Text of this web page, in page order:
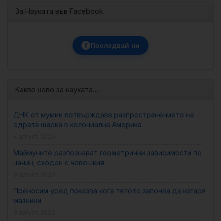
За Науката във Facebook
f Последвай ни
Какво ново за науката…
ДНК от мумии потвърждава разпространението на
едрата шарка в колониална Америка
Маймуните разпознават геометрични зависимости по
начин, сходен с човешкия
Преносим уред показва кога тялото започва да изгаря
мазнини